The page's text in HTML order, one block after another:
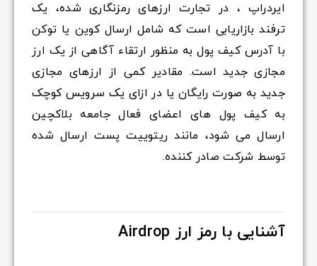
ایردراپ ، در تجارت ارزهای رمزنگاری شده، یک
ترفند بازاریابی است که شامل ارسال کوین یا توکن
با آدرس کیف پول به منظور ارتقاء آگاهی از یک ارز
مجازی جدید است. مقادیر کمی از ارزهای مجازی
جدید به صورت رایگان یا در ازای یک سرویس کوچک
به کیف پول های اعضای فعال جامعه بلاکچین
ارسال می شود، مانند ریتوییت پست ارسال شده
توسط شرکت صادر کننده.
آشنایی با رمز ارز Airdrop